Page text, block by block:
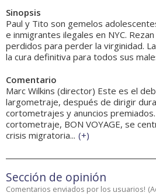
Sinopsis
Paul y Tito son gemelos
e inmigrantes ilegales en NYC.
perdidos para perder la virginidad.
la cura definitiva para todos sus
Comentario
Marc Wilkins (director) Este es el
largometraje, después de dirigir
cortometrajes y anuncios
cortometraje, BON VOYAGE, se
crisis migratoria... (+)
Sección de opinión
Comentarios enviados por los usuarios! (